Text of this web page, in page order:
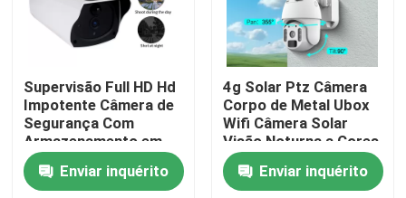
Produtos
Vídeos
Supervisão Full HD Hd
Impotente Câmera de
Segurança Com
Armazenamento em
Nuvem Gratuito
Enviar inquérito
4g Solar Ptz Câmera
Corpo de Metal Ubox
Wifi Câmera Solar
Visão Noturna a Cores
Enviar inquérito